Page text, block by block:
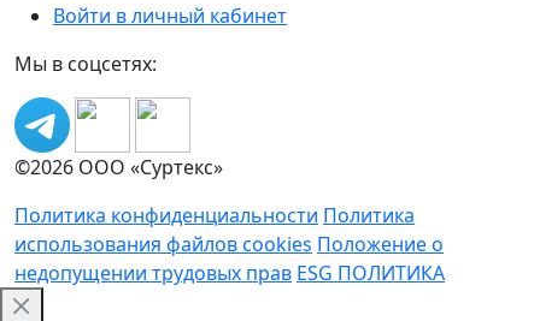
Войти в личный кабинет
Мы в соцсетях:
©2026 ООО «Суртекс»
Политика конфиденциальности Политика
использования файлов cookies Положение о
недопущении трудовых прав ESG ПОЛИТИКА